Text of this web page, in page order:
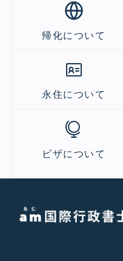
帰化について
永住について
ビザについて